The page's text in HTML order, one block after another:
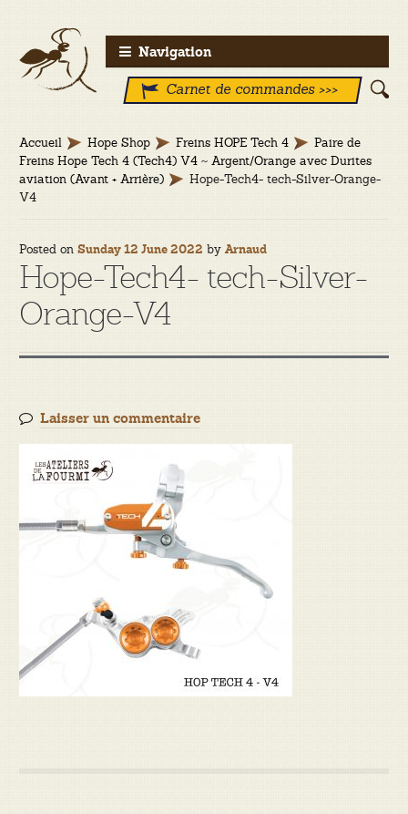
Aller
à
Aller
au
contenu
Navigation
Carnet de commandes >>>
Accueil Hope Shop Freins HOPE Tech 4
Paire de
Freins Hope Tech 4 (Tech4) V4 ~ Argent/Orange avec Durites
aviation (Avant + Arrière)
Hope-Tech4- tech-Silver-Orange-
V4
Posted on Sunday 12 June 2022 by Arnaud
Hope-Tech4- tech-Silver-
Orange-V4
Laisser un commentaire